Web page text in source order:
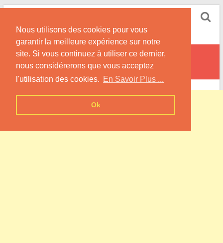
Nous utilisons des cookies pour vous
garantir la meilleure expérience sur notre
site. Si vous continuez à utiliser ce dernier,
nous considérerons que vous acceptez
l'utilisation des cookies. En Savoir Plus ...
Ok
Skip
content
Informations sur les Pompes à Chaleur
Saint-Jure